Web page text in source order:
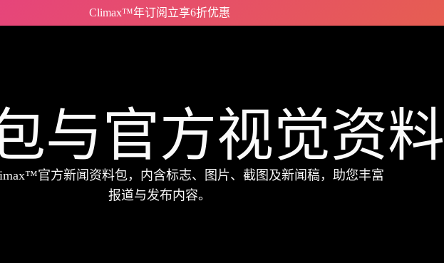
Climax™年订阅立享6折优惠
与官方视觉资料
官方新闻资料包，内含标志、图片、截图及新闻稿，助您丰富
报道与发布内容。